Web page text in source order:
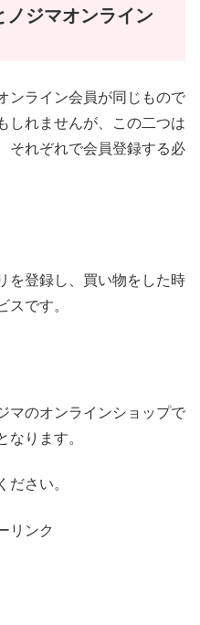
ノジマオンライン
ンライン会員が同じもので
しれませんが、この二つは
それぞれで会員登録する必
を登録し、買い物をした時
スです。
マのオンラインショップで
なります。
ださい。
リンク